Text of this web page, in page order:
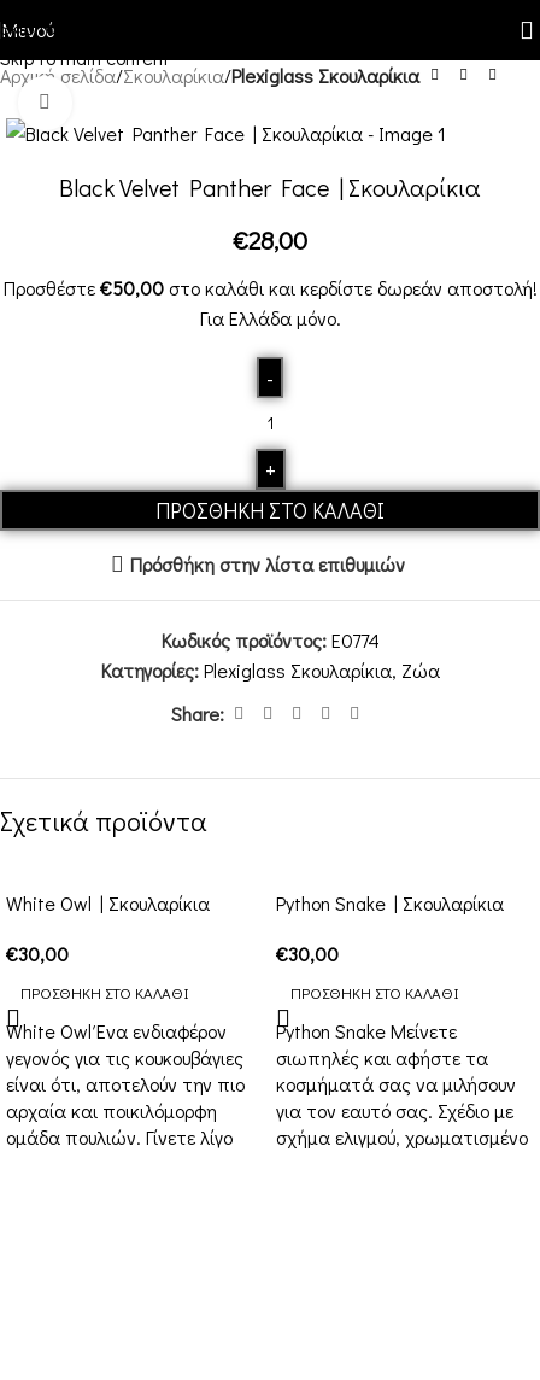
Skip to navigation
Skip to main content
Μενού
Αρχική σελίδα Σκουλαρίκια Plexiglass Σκουλαρίκια
Black Velvet Panther Face | Σκουλαρίκια
€28,00
Προσθέστε€50,00στο καλάθι και κερδίστε δωρεάν αποστολή!
Για Ελλάδα μόνο.
ΠΡΟΣΘΉΚΗ ΣΤΟ ΚΑΛΆΘΙ
Πρόσθήκη στην λίστα επιθυμιών
Κωδικός προϊόντος:E0774
Κατηγορίες: Plexiglass Σκουλαρίκια, Ζώα
Share:
Σχετικά προϊόντα
White Owl | Σκουλαρίκια
€30,00
ΠΡΟΣΘΉΚΗ ΣΤΟ ΚΑΛΆΘΙ
White Owl Ένα ενδιαφέρον
γεγονός για τις κουκουβάγιες
είναι ότι, αποτελούν την πιο
αρχαία και ποικιλόμορφη
ομάδα πουλιών. Γίνετε λίγο
Python Snake | Σκουλαρίκια
€30,00
ΠΡΟΣΘΉΚΗ ΣΤΟ ΚΑΛΆΘΙ
Python Snake Μείνετε
σιωπηλές και αφήστε τα
κοσμήματά σας να μιλήσουν
για τον εαυτό σας. Σχέδιο με
σχήμα ελιγμού, χρωματισμένο